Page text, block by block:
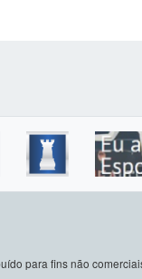
para fins não